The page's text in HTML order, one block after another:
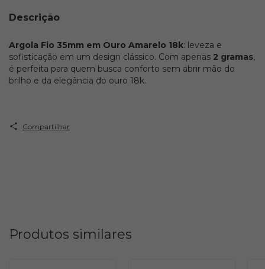
Descrição
Argola Fio 35mm em Ouro Amarelo 18k: leveza e
sofisticação em um design clássico. Com apenas 2 gramas,
é perfeita para quem busca conforto sem abrir mão do
brilho e da elegância do ouro 18k.
Compartilhar
Produtos similares